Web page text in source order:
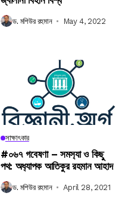
ড. মশিউর রহমান May 4, 2022
সাক্ষাৎকার
#০৬৭ গবেষণা – সমস‍্যা ও কিছু
পথ: অধ‍্যাপক আতিকুর রহমান আহাদ
ড. মশিউর রহমান April 28, 2021